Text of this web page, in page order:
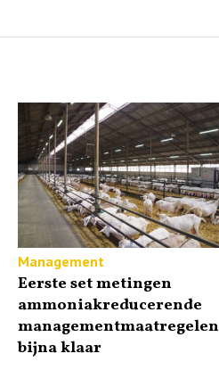
Management
Eerste set metingen
ammoniakreducerende
managementmaatregelen
bijna klaar